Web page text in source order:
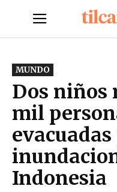
MUNDO
Dos niños
mil
Indonesia